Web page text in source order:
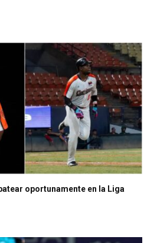
oportunamente en la Liga